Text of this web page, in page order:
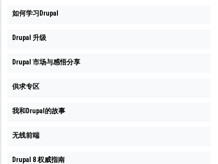
如何学习Drupal
Drupal 升级
Drupal 市场与感悟分享
供求专区
我和Drupal的故事
无线前端
Drupal 8 权威指南